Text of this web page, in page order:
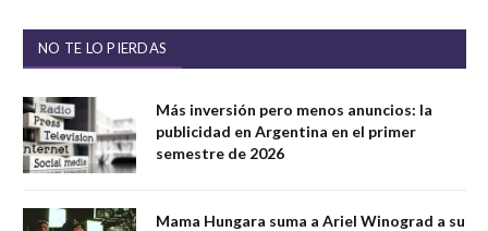
NO TE LO PIERDAS
Más inversión pero menos anuncios: la
publicidad en Argentina en el primer
semestre de 2026
Mama Hungara suma a Ariel Winograd a su